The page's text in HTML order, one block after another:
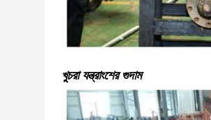
খুচরা যন্ত্রাংশের গুদাম